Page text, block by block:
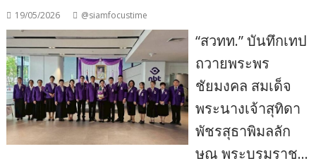
19/05/2026 @siamfocustime
“สวทท.” บันทึกเทป
ถวายพระพร
ชัยมงคล สมเด็จ
พระนางเจ้าสุทิดา
พัชรสุธาพิมลลัก
ษณ พระบรมราช…